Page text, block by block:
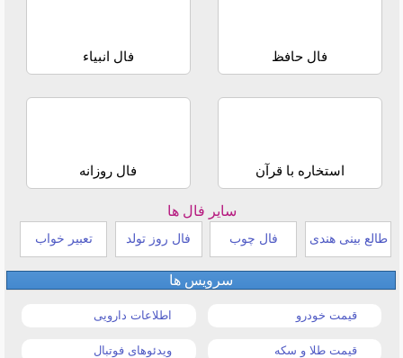
فال حافظ فال انبیاء
استخاره با قرآن فال روزانه
سایر فال ها
طالع بینی هندی فال چوب فال روز تولد تعبیر خواب
سرویس ها
قیمت خودرو اطلاعات دارویی
قیمت طلا و سکه ویدئوهای فوتبال